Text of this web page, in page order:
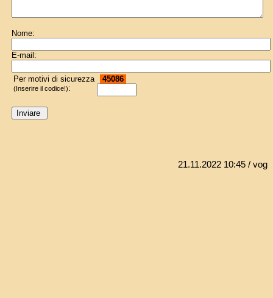
Nome:
E-mail:
Per motivi di sicurezza
(Inserire il codice!):
45086
21.11.2022 10:45 / vog